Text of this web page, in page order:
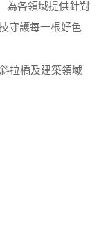
各領域提供針對
守護每一根好色